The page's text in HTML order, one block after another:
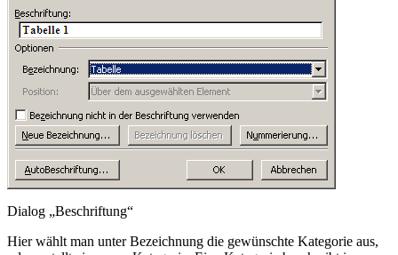
Dialog „Beschriftung“
Hier wählt man unter Bezeichnung die gewünschte Kategorie aus,